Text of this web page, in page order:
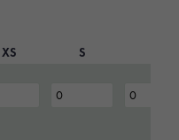
XS S